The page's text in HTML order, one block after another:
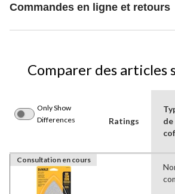
Commandes en ligne et retours
Comparer des articles
Only Show
Differences
Ratings
de
Consultation en cours